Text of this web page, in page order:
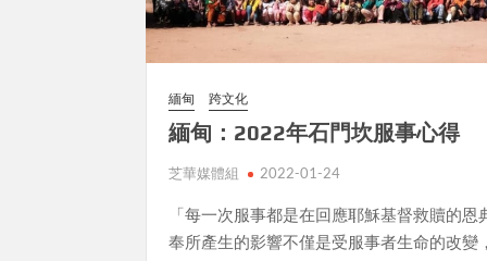
緬甸 跨文化
緬甸：2022年石門坎服事心得
芝華媒體組 2022-01-24
「每一次服事都是在回應耶穌基督救贖的恩
奉所產生的影響不僅是受服事者生命的改變